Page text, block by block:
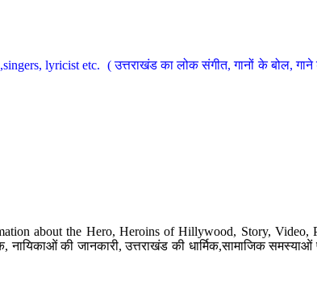
lyricist etc. ( उत्तराखंड का लोक संगीत, गानों के बोल,
about the Hero, Heroins of Hillywood, Story, Video,
की जानकारी, उत्तराखंड की धार्मिक,सामाजिक